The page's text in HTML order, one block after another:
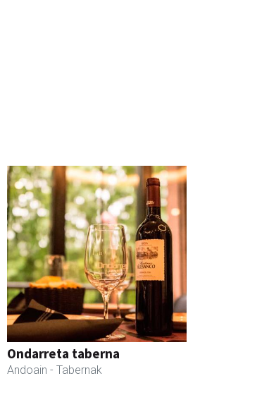
Ondarreta taberna
Andoain - Tabernak